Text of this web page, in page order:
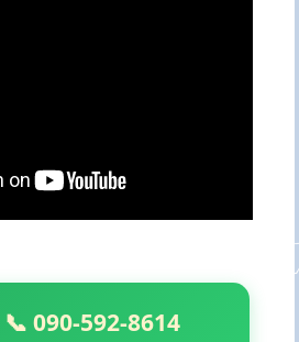
📞 090-592-8614